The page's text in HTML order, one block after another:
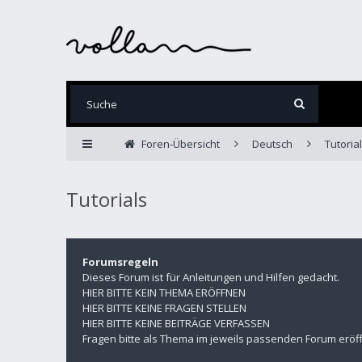
Foren-Übersicht Deutsch
Tutorials
Forumsregeln
Dieses Forum ist für Anleitungen und Hilfen gedacht.
HIER BITTE KEIN THEMA ERÖFFNEN
HIER BITTE KEINE FRAGEN STELLEN
HIER BITTE KEINE BEITRÄGE VERFASSEN
Fragen bitte als Thema im jeweils passenden Forum